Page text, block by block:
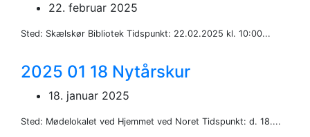
22. februar 2025
Sted: Skælskør Bibliotek Tidspunkt: 22.02.2025 kl. 10:00...
2025 01 18 Nytårskur
18. januar 2025
Sted: Mødelokalet ved Hjemmet ved Noret Tidspunkt: d. 18....